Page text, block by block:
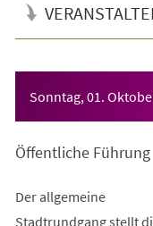
Sonntag, 01.
Öffentliche Führung
Der allgemeine
Stadtrundgang stellt